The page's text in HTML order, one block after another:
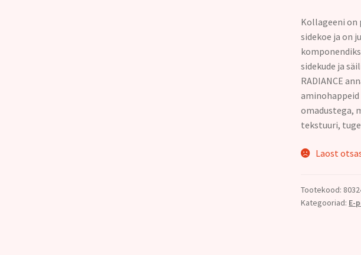
oli:
Kollageeni on
sidekoe ja on
sidekude ja
RADIANCE
omadustega,
tekstuuri,
Laost
Tootekood:
Kategooriad: E-